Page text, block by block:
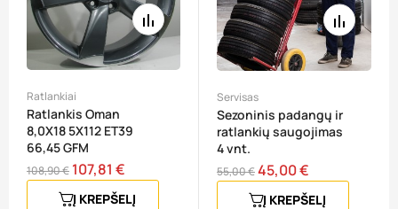
Ratlankiai
Ratlankis Oman
8,0X18 5X112 ET39
66,45 GFM
Bazinė
kaina
108,90 € Kaina
107,81 €
Į KREPŠELĮ
Servisas
Sezoninis padangų ir
ratlankių saugojimas
4 vnt.
Bazinė
kaina
55,00 €Kaina
45,00 €
Į KREPŠELĮ